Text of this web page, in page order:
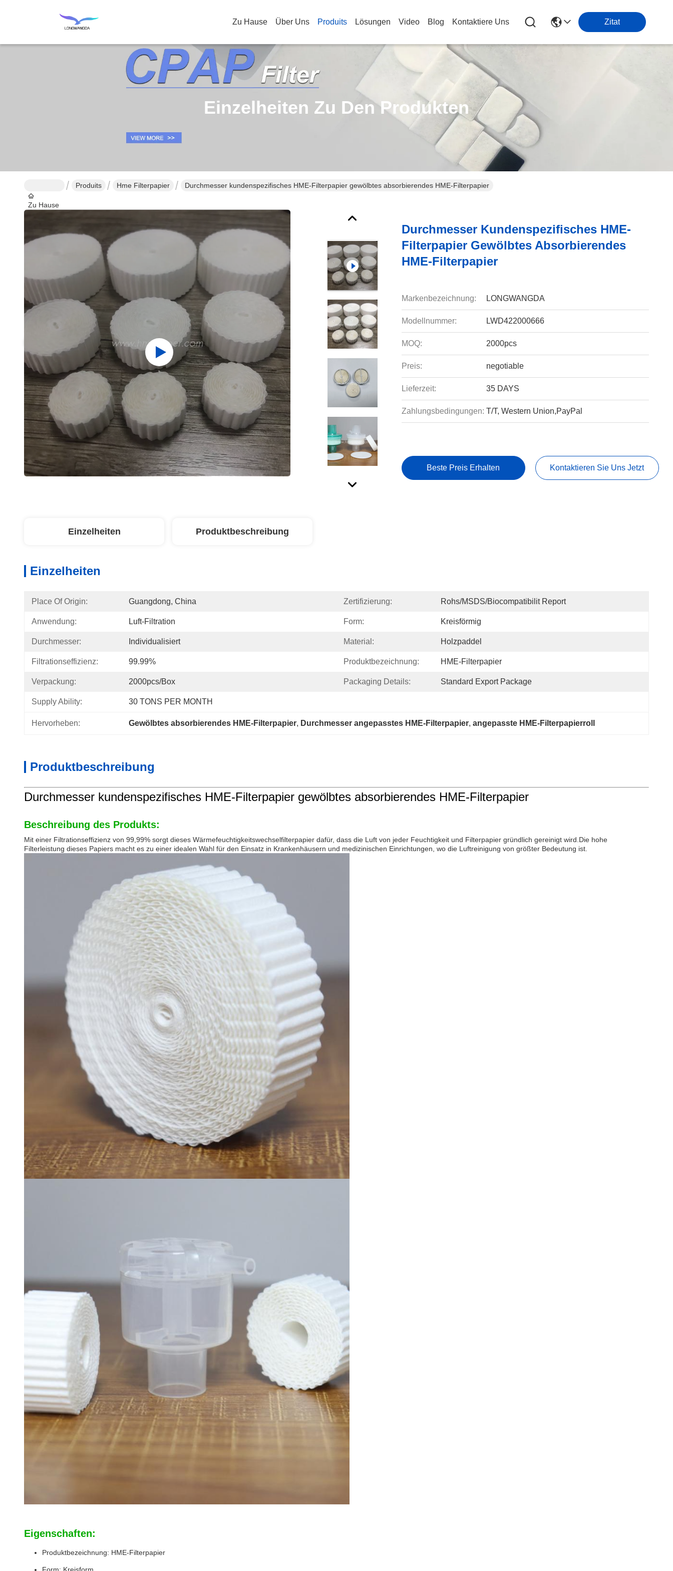
Zu Hause Über Uns Produits Lösungen Video Blog Kontaktiere Uns Zitat
Einzelheiten Zu Den Produkten
Zu Hause
Produits Hme Filterpapier Durchmesser kundenspezifisches HME-Filterpapier gewölbtes absorbierendes HME-Filterpapier
Durchmesser Kundenspezifisches HME-
Filterpapier Gewölbtes Absorbierendes
HME-Filterpapier
Markenbezeichnung: LONGWANGDA
Modellnummer: LWD422000666
MOQ: 2000pcs
Preis: negotiable
Lieferzeit: 35 DAYS
Zahlungsbedingungen: T/T, Western Union,PayPal
Beste Preis Erhalten Kontaktieren Sie Uns Jetzt
Einzelheiten Produktbeschreibung
Einzelheiten
Place Of Origin: Guangdong, China Zertifizierung: Rohs/MSDS/Biocompatibilit Report
Anwendung: Luft-Filtration Form: Kreisförmig
Durchmesser: Individualisiert Material: Holzpaddel
Filtrationseffizienz: 99.99% Produktbezeichnung: HME-Filterpapier
Verpackung: 2000pcs/box Packaging Details: Standard Export Package
Supply Ability: 30 TONS PER MONTH
Hervorheben: Gewölbtes absorbierendes HME-Filterpapier, Durchmesser angepasstes HME-Filterpapier, angepasste HME-Filterpapierroll
Produktbeschreibung
Durchmesser kundenspezifisches HME-Filterpapier gewölbtes absorbierendes HME-Filterpapier
Beschreibung des Produkts:
Mit einer Filtrationseffizienz von 99,99% sorgt dieses Wärmefeuchtigkeitswechselfilterpapier dafür, dass die Luft von jeder Feuchtigkeit und Filterpapier gründlich gereinigt wird.Die hohe
Filterleistung dieses Papiers macht es zu einer idealen Wahl für den Einsatz in Krankenhäusern und medizinischen Einrichtungen, wo die Luftreinigung von größter Bedeutung ist.
Eigenschaften:
Produktbezeichnung: HME-Filterpapier